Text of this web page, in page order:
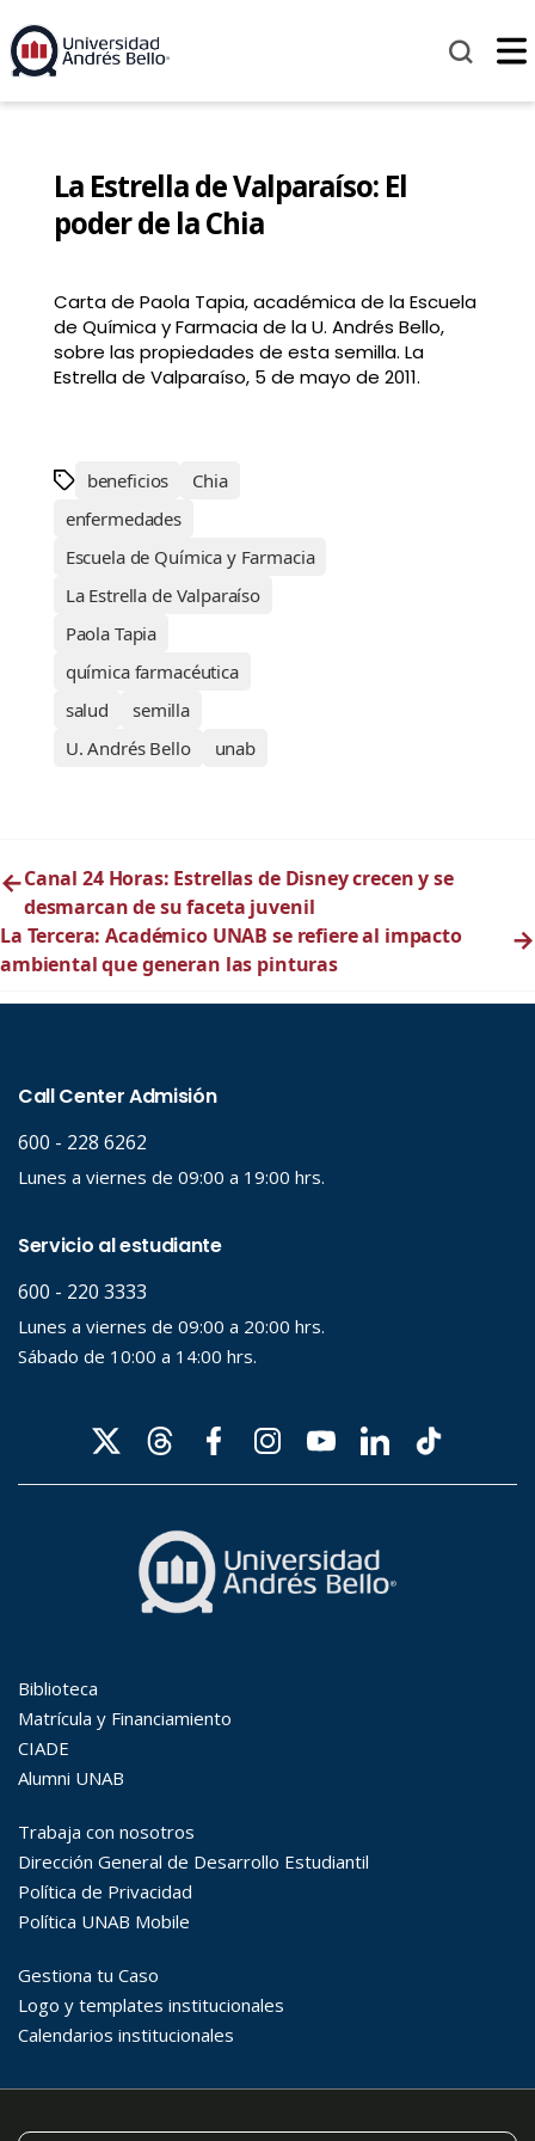
La Estrella de Valparaíso: El
poder de la Chia
Carta de Paola Tapia, académica de la Escuela
de Química y Farmacia de la U. Andrés Bello,
sobre las propiedades de esta semilla. La
Estrella de Valparaíso, 5 de mayo de 2011.
beneficios
Chia
enfermedades
Escuela de Química y Farmacia
La Estrella de Valparaíso
Paola Tapia
química farmacéutica
salud
semilla
U. Andrés Bello
unab
←Canal 24 Horas: Estrellas de Disney crecen y se
desmarcan de su faceta juvenil
La Tercera: Académico UNAB se refiere al impacto
ambiental que generan las pinturas
→